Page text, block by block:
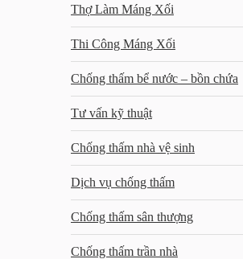
Thợ Làm Máng Xối
Thi Công Máng Xối
Chống thấm bể nước – bồn chứa
Tư vấn kỹ thuật
Chống thấm nhà vệ sinh
Dịch vụ chống thấm
Chống thấm sân thượng
Chống thấm trần nhà